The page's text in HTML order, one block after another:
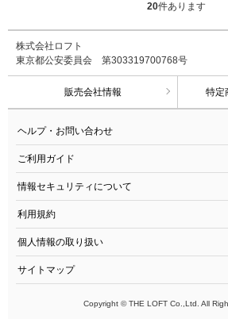
20件あります
株式会社ロフト
東京都公安委員会 第303319700768号
販売会社情報 特定
ヘルプ・お問い合わせ
ご利用ガイド
情報セキュリティについて
利用規約
個人情報の取り扱い
サイトマップ
Copyright © THE LOFT Co.,Ltd. All